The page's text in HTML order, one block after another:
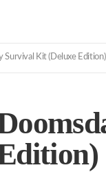
Survival Kit (Deluxe Edition)